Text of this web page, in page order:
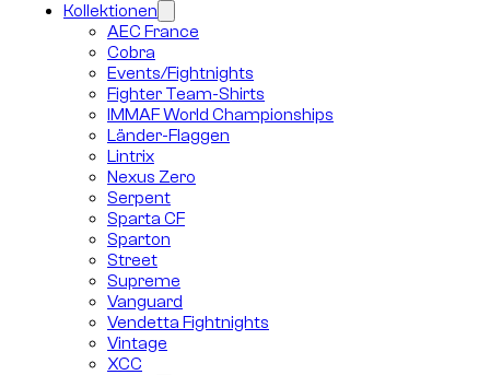
Kollektionen
AEC France
Cobra
Events/Fightnights
Fighter Team-Shirts
IMMAF World Championships
Länder-Flaggen
Lintrix
Nexus Zero
Serpent
Sparta CF
Sparton
Street
Supreme
Vanguard
Vendetta Fightnights
Vintage
XCC